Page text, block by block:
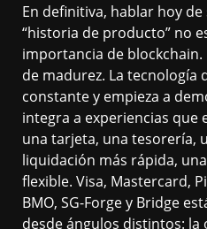
En definitiva, hablar hoy
“historia de producto” no
importancia de
de madurez. La tecnología
constante y empieza a
integra a experiencias que
una tarjeta, una tesorería,
liquidación más rápida,
flexible. Visa, Mastercard,
BMO, SG-Forge y Bridge
desde ángulos distintos: